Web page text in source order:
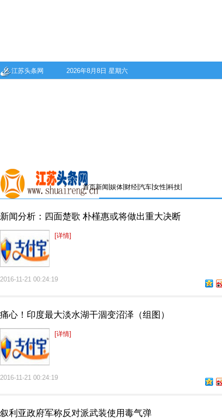
江苏头条网 2026年8月8日 星期六
首页新闻 娱体 财经 汽车 女性 科技
新闻分析：四面楚歌 朴槿惠或将做出重大决断
[详情]
2016-11-21 00:24:19
痛心！印度最大淡水湖干涸变沼泽（组图）
[详情]
2016-11-21 00:24:19
叙利亚政府军称反对派武装使用毒气弹